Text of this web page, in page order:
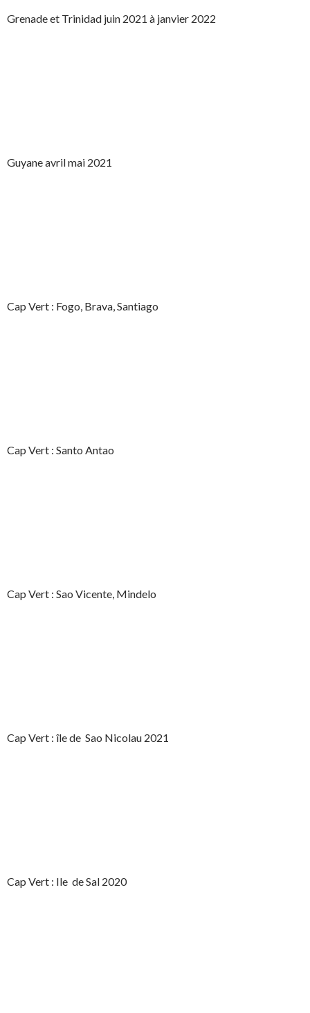
Grenade et Trinidad juin 2021 à janvier 2022
Guyane avril mai 2021
Cap Vert : Fogo, Brava, Santiago
Cap Vert : Santo Antao
Cap Vert : Sao Vicente, Mindelo
Cap Vert : île de Sao Nicolau 2021
Cap Vert : Ile de Sal 2020